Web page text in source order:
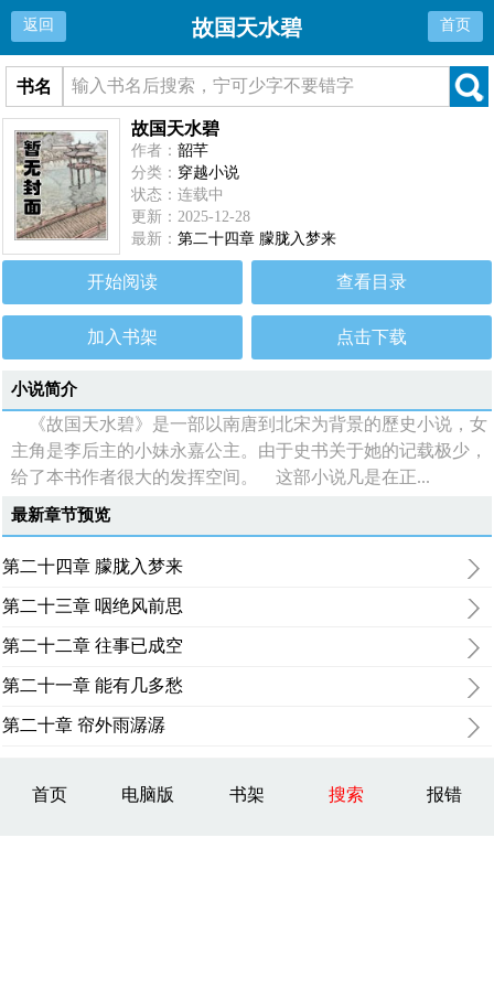
返回 故国天水碧 首页
书名
故国天水碧
作者：韶芊
分类： 穿越小说
状态：连载中
更新：2025-12-28
最新：第二十四章 朦胧入梦来
开始阅读 查看目录
加入书架 点击下载
小说简介
《故国天水碧》是一部以南唐到北宋为背景的歷史小说，女
主角是李后主的小妹永嘉公主。由于史书关于她的记载极少，
给了本书作者很大的发挥空间。 这部小说凡是在正...
最新章节预览
第二十四章 朦胧入梦来
第二十三章 咽绝风前思
第二十二章 往事已成空
第二十一章 能有几多愁
第二十章 帘外雨潺潺
首页 电脑版 书架 搜索 报错